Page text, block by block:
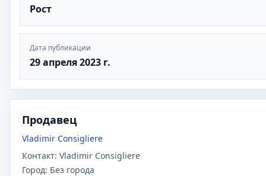
Рост
Дата публикации
29 апреля 2023 г.
Продавец
Vladimir Consigliere
Контакт: Vladimir Consigliere
Город: Без города